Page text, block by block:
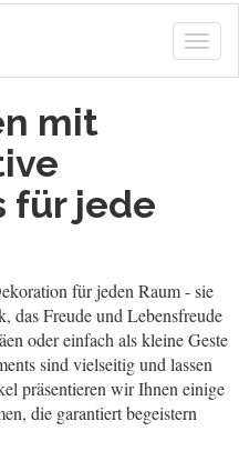
mit
für jede
für jeden Raum - sie
das Freude und Lebensfreude
oder einfach als kleine Geste
sind vielseitig und lassen
präsentieren wir Ihnen einige
die garantiert begeistern